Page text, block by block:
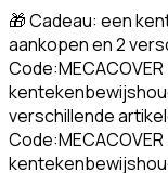
🎁 Cadeau: een
aankopen en 2
verschillende